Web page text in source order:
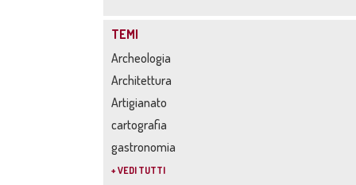
TEMI
Archeologia
Architettura
Artigianato
cartografia
gastronomia
+ VEDI TUTTI